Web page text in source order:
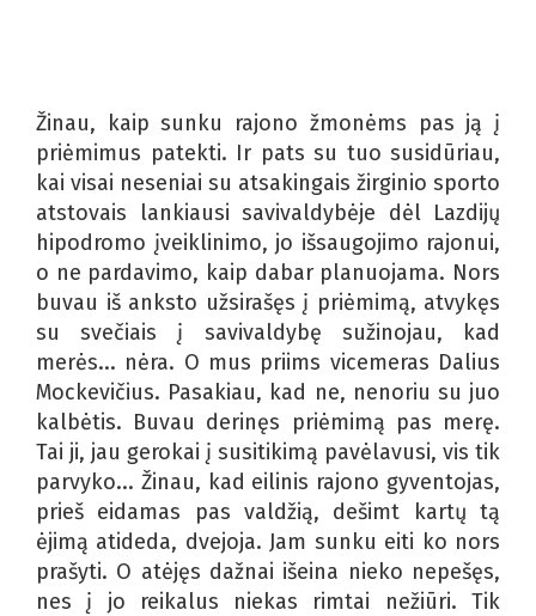
Žinau, kaip sunku rajono žmonėms pas ją į
priėmimus patekti. Ir pats su tuo susidūriau,
kai visai neseniai su atsakingais žirginio sporto
atstovais lankiausi savivaldybėje dėl Lazdijų
hipodromo įveiklinimo, jo išsaugojimo rajonui,
o ne pardavimo, kaip dabar planuojama. Nors
buvau iš anksto užsirašęs į priėmimą, atvykęs
su svečiais į savivaldybę sužinojau, kad
merės... nėra. O mus priims vicemeras Dalius
Mockevičius. Pasakiau, kad ne, nenoriu su juo
kalbėtis. Buvau derinęs priėmimą pas merę.
Tai ji, jau gerokai į susitikimą pavėlavusi, vis tik
parvyko... Žinau, kad eilinis rajono gyventojas,
prieš eidamas pas valdžią, dešimt kartų tą
ėjimą atideda, dvejoja. Jam sunku eiti ko nors
prašyti. O atėjęs dažnai išeina nieko nepešęs,
nes į jo reikalus niekas rimtai nežiūri. Tik